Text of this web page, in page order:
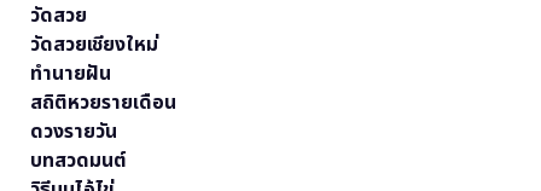
วัดสวย
วัดสวยเชียงใหม่
ทำนายฝัน
สถิติหวยรายเดือน
ดวงรายวัน
บทสวดมนต์